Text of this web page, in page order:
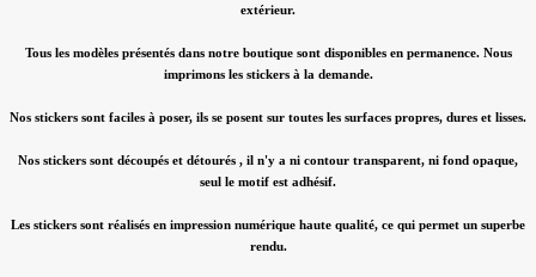
extérieur.
Tous les modèles présentés dans notre boutique sont disponibles en permanence. Nous
imprimons les stickers à la demande.
Nos stickers sont faciles à poser, ils se posent sur toutes les surfaces propres, dures et lisses.
Nos stickers sont découpés et détourés , il n'y a ni contour transparent, ni fond opaque,
seul le motif est adhésif.
Les stickers sont réalisés en impression numérique haute qualité, ce qui permet un superbe
rendu.